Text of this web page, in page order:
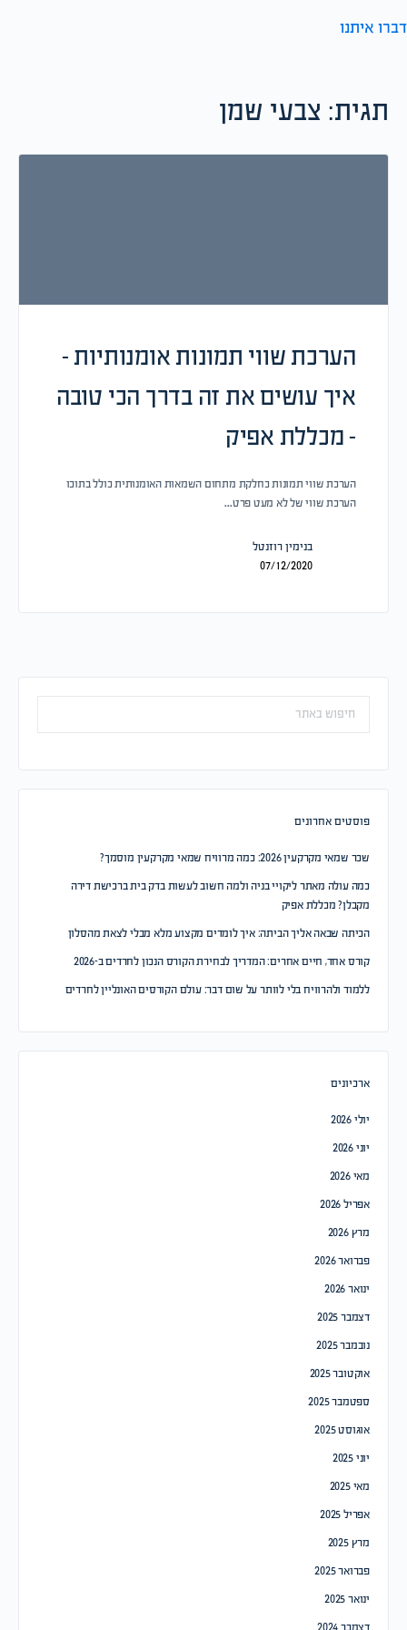
דברו איתנו
תגית: צבעי שמן
הערכת שווי תמונות אומנותיות –
איך עושים את זה בדרך הכי טובה
– מכללת אפיק
הערכת שווי תמונות כחלקת מתחום השמאות האומנותית כולל בתוכו
הערכת שווי של לא מעט פרט…
בנימין רוזנטל
07/12/2020
חיפוש:
פוסטים אחרונים
שכר שמאי מקרקעין 2026: כמה מרוויח שמאי מקרקעין מוסמך?
כמה עולה מאתר ליקויי בניה ולמה חשוב לעשות בדק בית ברכישת דירה
מקבלן? מכללת אפיק
הכיתה שבאה אליך הביתה: איך לומדים מקצוע מלא מבלי לצאת מהסלון
קורס אחד, חיים אחרים: המדריך לבחירת הקורס הנכון לחרדים ב-2026
ללמוד ולהרוויח בלי לוותר על שום דבר: עולם הקורסים האונליין לחרדים
ארכיונים
יולי 2026
יוני 2026
מאי 2026
אפריל 2026
מרץ 2026
פברואר 2026
ינואר 2026
דצמבר 2025
נובמבר 2025
אוקטובר 2025
ספטמבר 2025
אוגוסט 2025
יוני 2025
מאי 2025
אפריל 2025
מרץ 2025
פברואר 2025
ינואר 2025
דצמבר 2024